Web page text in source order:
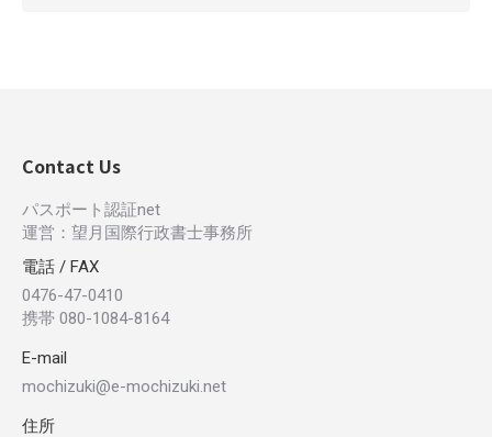
Contact Us
パスポート認証net
運営：望月国際行政書士事務所
電話 / FAX
0476-47-0410
携帯 080-1084-8164
E-mail
mochizuki@e-mochizuki.net
住所